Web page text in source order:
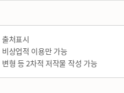
출처표시
비상업적 이용만 가능
변형 등 2차적 저작물 작성 가능